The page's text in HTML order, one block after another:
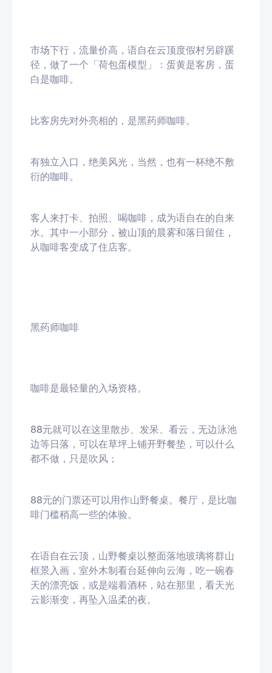
市场下行，流量价高，语自在云顶度假村另辟蹊
径，做了一个「荷包蛋模型」：蛋黄是客房，蛋
白是咖啡。
比客房先对外亮相的，是黑药师咖啡。
有独立入口，绝美风光，当然，也有一杯绝不敷
衍的咖啡。
客人来打卡、拍照、喝咖啡，成为语自在的自来
水。其中一小部分，被山顶的晨雾和落日留住，
从咖啡客变成了住店客。
黑药师咖啡
咖啡是最轻量的入场资格。
88元就可以在这里散步、发呆、看云，无边泳池
边等日落，可以在草坪上铺开野餐垫，可以什么
都不做，只是吹风；
88元的门票还可以用作山野餐桌。餐厅，是比咖
啡门槛稍高一些的体验。
在语自在云顶，山野餐桌以整面落地玻璃将群山
框景入画，室外木制看台延伸向云海，吃一碗春
天的漂亮饭，或是端着酒杯，站在那里，看天光
云影渐变，再坠入温柔的夜。